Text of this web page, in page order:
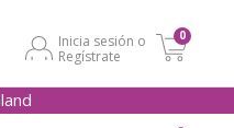
Inicia sesión o
Regístrate
0